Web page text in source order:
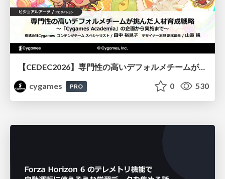
【CEDEC2026】専門性の高いデフォルメチームが挑んだ人材育成戦略 〜Cygames Academiaの企画から実施まで〜
cygames
PRO 0 530